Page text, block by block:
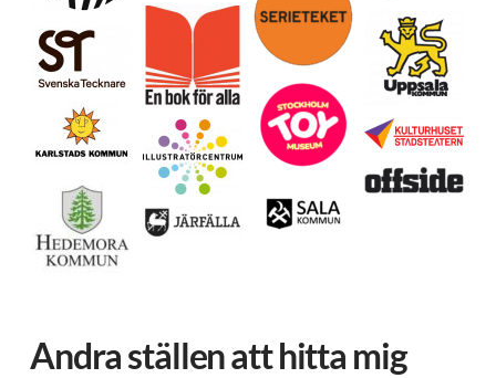
Andra ställen att hitta mig